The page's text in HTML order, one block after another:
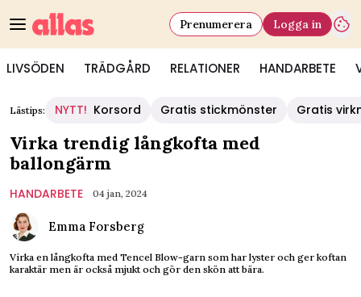
LIVSÖDEN TRÄDGÅRD RELATIONER HANDARBETE
Prenumerera Logga in
Lästips: NYTT! Korsord Gratis stickmönster Gratis
Virka trendig långkofta med
ballongärm
HANDARBETE 04 jan, 2024
Emma Forsberg
Virka en långkofta med Tencel Blow-garn som har lyster och ger koftan
karaktär men är också mjukt och gör den skön att bära.